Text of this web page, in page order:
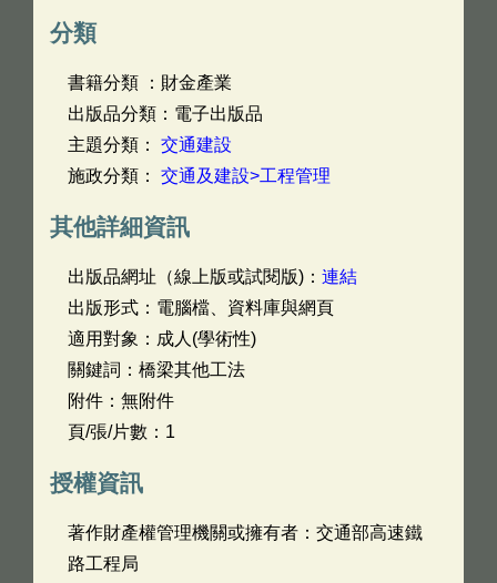
分類
書籍分類 ：財金產業
出版品分類：電子出版品
主題分類： 交通建設
施政分類： 交通及建設>工程管理
其他詳細資訊
出版品網址（線上版或試閱版)： 連結
出版形式：電腦檔、資料庫與網頁
適用對象：成人(學術性)
關鍵詞：橋梁其他工法
附件：無附件
頁/張/片數：1
授權資訊
著作財產權管理機關或擁有者：交通部高速鐵
路工程局